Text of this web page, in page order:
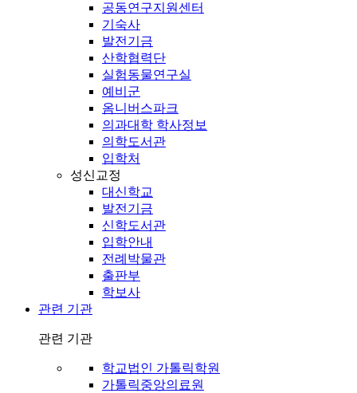
공동연구지원센터
기숙사
발전기금
산학협력단
실험동물연구실
예비군
옴니버스파크
의과대학 학사정보
의학도서관
입학처
성신교정
대신학교
발전기금
신학도서관
입학안내
전례박물관
출판부
학보사
관련 기관
관련 기관
학교법인 가톨릭학원
가톨릭중앙의료원